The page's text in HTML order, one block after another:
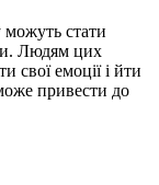
стати
Людям цих
свої емоції і йти
привести до